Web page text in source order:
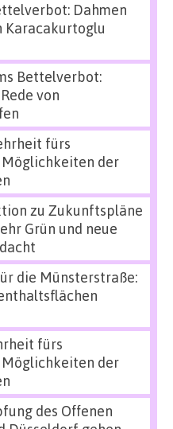
Dahmen
Karacakurtoglu
Bettelverbot:
von
fürs
der
zu Zukunftspläne
Grün und neue
die Münsterstraße:
fürs
der
des Offenen